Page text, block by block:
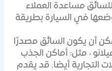
مساعدة العملاء
في السيارة بطريقة
أن يكون السائق مصدرًا
، مثل: أماكن الجذب
التجارية أيضا. قد يقدم